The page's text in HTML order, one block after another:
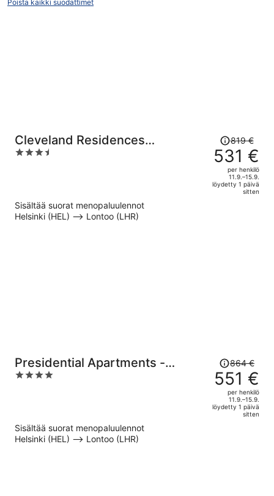
Poista kaikki suodattimet
Cleveland Residences
Chelsea
3.5
Hinta
oli
819 €,
hinta
on
819 €
531 €
per henkilö
11.9.–15.9.
löydetty 1 päivä
sitten
Sisältää suorat menopaluulennot
Helsinki (HEL) –> Lontoo (LHR)
Presidential Apartments -
Kensington
4
Hinta
oli
864 €,
hinta
on
864 €
551 €
per henkilö
11.9.–15.9.
löydetty 1 päivä
sitten
Sisältää suorat menopaluulennot
Helsinki (HEL) –> Lontoo (LHR)